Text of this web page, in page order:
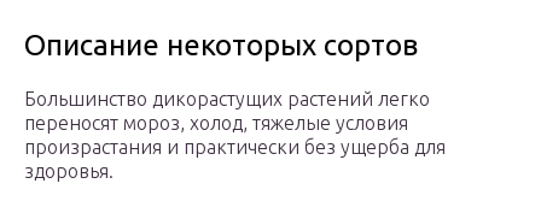
Описание некоторых сортов
Большинство дикорастущих растений легко
переносят мороз, холод, тяжелые условия
произрастания и практически без ущерба для
здоровья.